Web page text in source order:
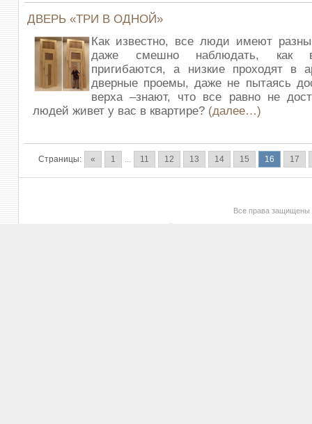
ДВЕРЬ «ТРИ В ОДНОЙ»
Как известно, все люди имеют
даже смешно наблюдать, как
пригибаются, а низкие проходят в
дверные проемы, даже не пытаясь
верха –знают, что все равно не
людей живет у вас в квартире? (далее…)
Страницы: « 1 ... 11 12 13 14 15 16 17
Все права